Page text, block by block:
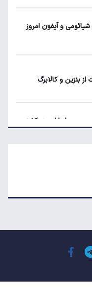
افراد حذف شد
و آیفون امروز
بنزین و کالابرگ
و سایپا امروز یکشنبه